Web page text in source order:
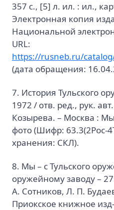
357 с., [5] л. ил. : ил.,
Электронная копия
Национальной
URL:
https://rusneb.ru/
(дата обращения:
7. История Тульского
1972 / отв. ред., рук.
Козырева. – Москва :
фото (Шифр: 63.3(2Рос-
хранения: СКЛ).
8. Мы – с Тульского
оружейному заводу –
А. Сотников, Л. П.
Приокское книжное